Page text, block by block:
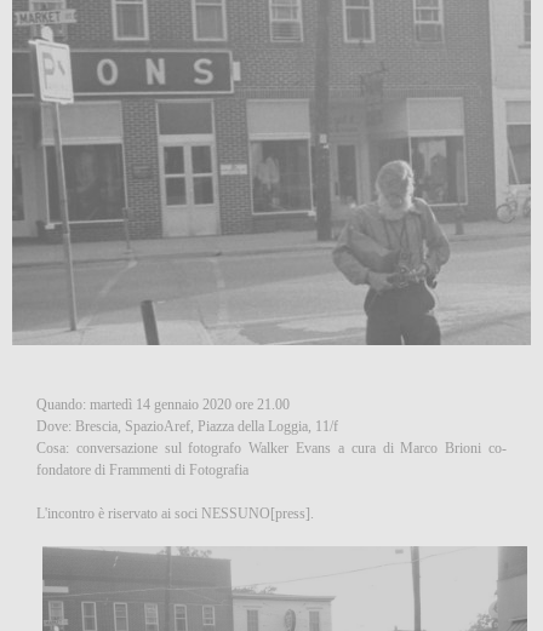
Quando: martedì 14 gennaio 2020 ore 21.00
Dove: Brescia, SpazioAref, Piazza della Loggia, 11/f
Cosa: conversazione sul fotografo Walker Evans a cura di Marco Brioni co-
fondatore di Frammenti di Fotografia
L'incontro è riservato ai soci NESSUNO[press].